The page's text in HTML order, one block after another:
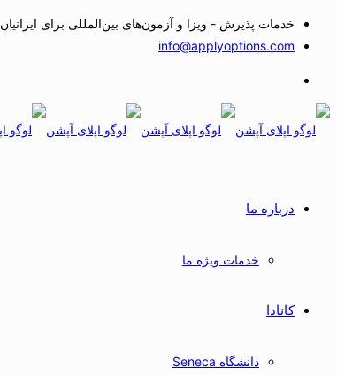
خدمات پذیرش - ویزا و آزمون‌های بین‌المللی برای ایرانیان
info@applyoptions.com
درباره ما
خدمات ویژه ما
کانادا
دانشگاه Seneca